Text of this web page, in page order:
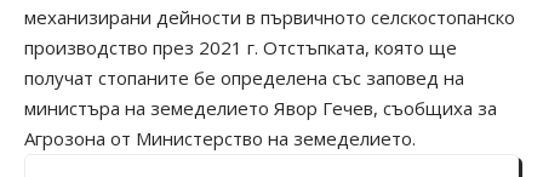
механизирани дейности в първичното селскостопанско
производство през 2021 г. Отстъпката, която ще
получат стопаните бе определена със заповед на
министъра на земеделието Явор Гечев, съобщиха за
Агрозона от Министерство на земеделието.